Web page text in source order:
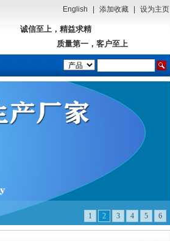
English 添加收藏 设为主页
诚信至上，精益求精
质量第一，客户至上
1 2 3 4 5 6